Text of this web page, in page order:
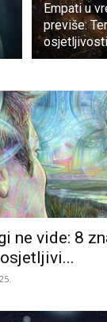
Empati u
previše:
osjetljivosti
ne vide: 8